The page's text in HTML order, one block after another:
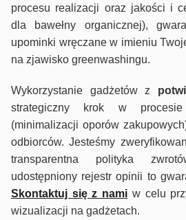
procesu realizacji oraz jakości i
dla bawełny organicznej),
upominki wręczane w imieniu
na zjawisko greenwashingu.
Wykorzystanie gadżetów z
strategiczny krok w
(minimalizacji oporów
odbiorców. Jesteśmy
transparentna polityka
udostępniony rejestr opinii to
Skontaktuj się z nami w celu
wizualizacji na gadżetach.